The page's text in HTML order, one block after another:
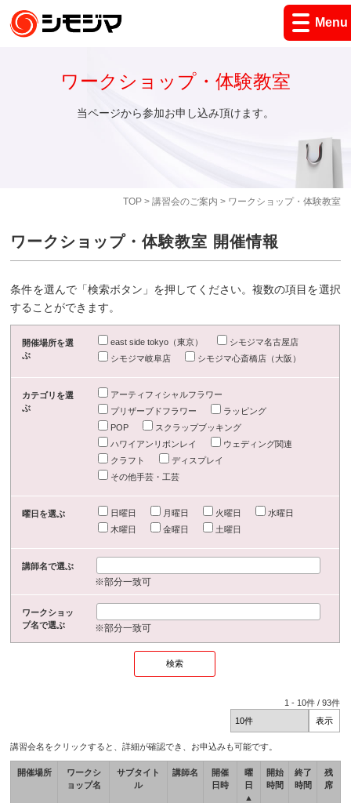
Menu
TOP> 講習会のご案内 > ワークショップ・体験教室
ワークショップ・体験教室
当ページから参加お申し込み頂けます。
ワークショップ・体験教室 開催情報
条件を選んで「検索ボタン」を押してください。複数の項目を選択
することができます。
開催場所を選
ぶ
east side tokyo（東京）
シモジマ名古屋店
シモジマ岐阜店
シモジマ心斎橋店（大阪）
カテゴリを選
ぶ
アーティフィシャルフラワー
プリザーブドフラワー
ラッピング
POP
スクラップブッキング
ハワイアンリボンレイ
ウェディング関連
クラフト
ディスプレイ
その他手芸・工芸
曜日を選ぶ 日曜日 月曜日 火曜日
水曜日
木曜日
金曜日 土曜日
講師名で選ぶ
※部分一致可
ワークショッ
プ名で選ぶ
※部分一致可
1 - 10件 /93件
講習会名をクリックすると、詳細が確認でき、お申込みも可能です。
開催場所
ワークシ
ョップ名
サブタイト
ル
講師名
開催
日時
曜
日
▲
開始
時間
終了
時間
残
席